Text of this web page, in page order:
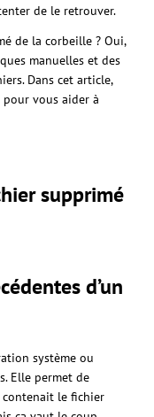
de le retrouver.
de la corbeille ? Oui,
manuelles et des
Dans cet article,
vous aider à
supprimé
d’un
système ou
Elle permet de
le fichier